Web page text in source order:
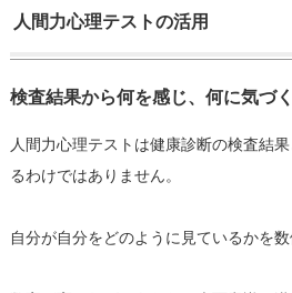
人間力心理テストの活用
検査結果から何を感じ、何に気づ
人間力心理テストは健康診断の検査結
るわけではありません。
自分が自分をどのように見ているかを数